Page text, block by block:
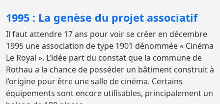
1995 : La genèse du projet associatif
Il faut attendre 17 ans pour voir se créer en décembre
1995 une association de type 1901 dénommée « Cinéma
Le Royal ». L’idée part du constat que la commune de
Rothau a la chance de posséder un bâtiment construit à
l’origine pour être une salle de cinéma. Certains
équipements sont encore utilisables, principalement un